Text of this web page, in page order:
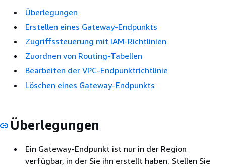
Überlegungen
Erstellen eines Gateway-Endpunkts
Zugriffssteuerung mit IAM-Richtlinien
Zuordnen von Routing-Tabellen
Bearbeiten der VPC-Endpunktrichtlinie
Löschen eines Gateway-Endpunkts
Überlegungen
Ein Gateway-Endpunkt ist nur in der Region
verfügbar, in der Sie ihn erstellt haben. Stellen Sie